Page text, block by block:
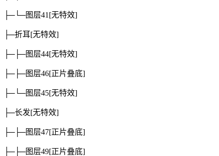
├─└─图层41 [无特效]
├─折耳[无特效]
├─├─图层44[无特效]
├─├─图层46[正片叠底]
├─└─图层45[无特效]
├─长发[无特效]
├─├─图层47[正片叠底]
├─├─图层49[正片叠底]